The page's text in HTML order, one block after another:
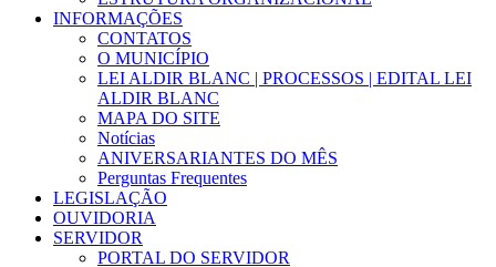
INFORMAÇÕES
CONTATOS
O MUNICÍPIO
LEI ALDIR BLANC | PROCESSOS | EDITAL LEI
ALDIR BLANC
MAPA DO SITE
Notícias
ANIVERSARIANTES DO MÊS
Perguntas Frequentes
LEGISLAÇÃO
OUVIDORIA
SERVIDOR
PORTAL DO SERVIDOR